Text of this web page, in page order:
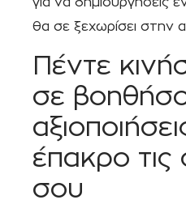
θα σε ξεχωρίσει στην
Πέντε
σε
έπακρο
σου